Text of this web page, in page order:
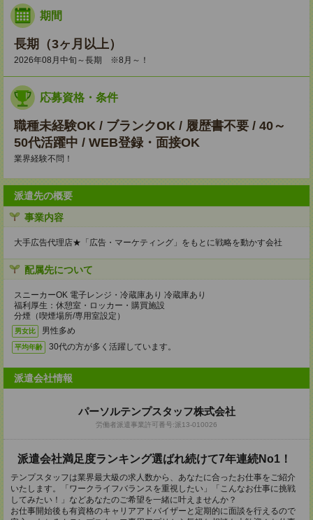
期間
長期（3ヶ月以上）
2026年08月中旬～長期 ※8月～！
応募資格・条件
職種未経験OK / ブランクOK / 履歴書不要 / 40～
50代活躍中 / WEB登録・面接OK
業界経験不問！
派遣先の概要
事業内容
大手広告代理店★「広告・マーケティング」をもとに戦略を動かす会社
配属先について
スニーカーOK 電子レンジ・冷蔵庫あり 冷蔵庫あり
福利厚生：休憩室・ロッカー・購買施設
分煙（喫煙場所/専用室設定）
男女比 男性多め
平均年齢 30代の方が多く活躍しています。
派遣会社情報
パーソルテンプスタッフ株式会社
労働者派遣事業許可番号:派13-010026
派遣会社満足度ランキング選ばれ続けて7年連続No1！
テンプスタッフは業界最大級の求人数から、あなたに合ったお仕事をご紹介
いたします。「ワークライフバランスを重視したい」「こんなお仕事に挑戦
してみたい！」などあなたのご希望を一緒に叶えませんか？
お仕事開始後も有資格のキャリアアドバイザーと定期的に面談を行えるので